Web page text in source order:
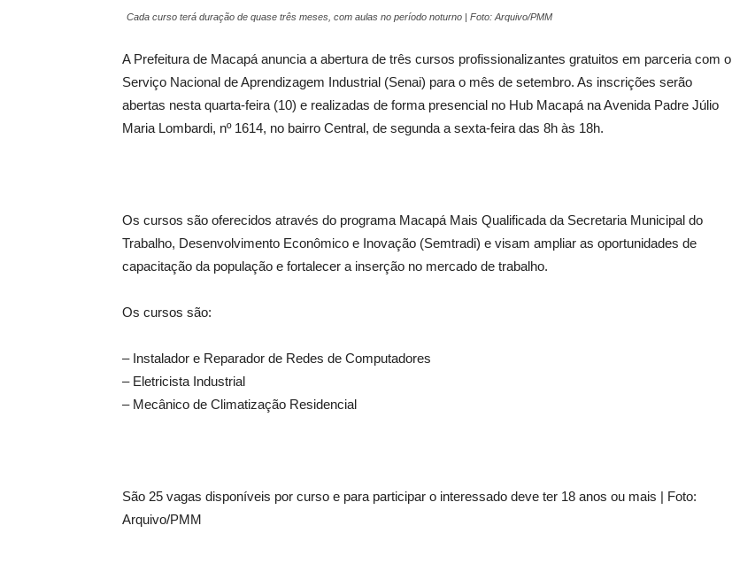
Cada curso terá duração de quase três meses, com aulas no período noturno | Foto: Arquivo/PMM
A Prefeitura de Macapá anuncia a abertura de três cursos profissionalizantes gratuitos em parceria com o
Serviço Nacional de Aprendizagem Industrial (Senai) para o mês de setembro. As inscrições serão
abertas nesta quarta-feira (10) e realizadas de forma presencial no Hub Macapá na Avenida Padre Júlio
Maria Lombardi, nº 1614, no bairro Central, de segunda a sexta-feira das 8h às 18h.
Os cursos são oferecidos através do programa Macapá Mais Qualificada da Secretaria Municipal do
Trabalho, Desenvolvimento Econômico e Inovação (Semtradi) e visam ampliar as oportunidades de
capacitação da população e fortalecer a inserção no mercado de trabalho.
Os cursos são:
– Instalador e Reparador de Redes de Computadores
– Eletricista Industrial
– Mecânico de Climatização Residencial
São 25 vagas disponíveis por curso e para participar o interessado deve ter 18 anos ou mais | Foto:
Arquivo/PMM